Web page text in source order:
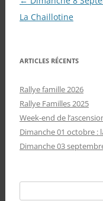
des
La Chaillotine
ARTICLES RÉCENTS
Rallye famille 2026
Rallye Familles 2025
Week-end de
Dimanche 01 octobre :
Dimanche 03